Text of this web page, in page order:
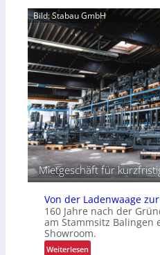
a
z
i
t
ä
t
e
n
r
I
n
r
a
l
o
g
i
s
t
i
Bild: Stabau GmbH
Mietgeschäft für
Von der Ladenwaage
160 Jahre nach der
am Stammsitz Balingen
Showroom.
Weiterlesen: